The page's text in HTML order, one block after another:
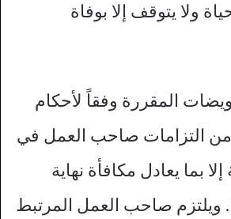
ولا يتوقف إلا بوفاة
المقررة وفقاً لأحكام
من التزامات صاحب العمل في
بما يعادل مكافأة نهاية
ويلتزم صاحب العمل المرتبط